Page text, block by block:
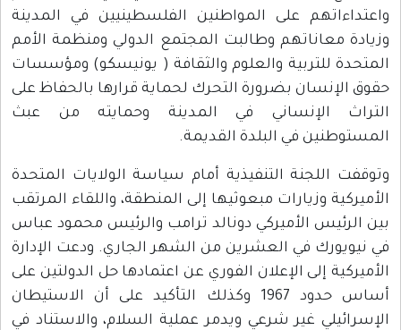
واعتداءاتهم على المواطنين الفلسطينيين في المدينة
وزيادة معاناتهم وطالبت المجتمع الدولي ومنظمة الأمم
المتحدة للتربية والعلوم والثقافة ( يونيسكو) ومؤسسات
حقوق الإنسان بضرورة التحرك لحماية قرارها بالحفاظ على
التراث الإنساني في المدينة وحمايته من عبث
المستوطنين في البلدة القديمة.
وتوقفت اللجنة التنفيذية أمام سياسة الولايات المتحدة
الأميركية وزيارات مبعوثيها إلى المنطقة، واللقاء المرتقب
بين الرئيس الأميركي دونالد ترامب والرئيس محمود عباس
في نيويورك في العشرين من الشهر الجاري. ودعت الإدارة
الأميركية إلى الإعلان الفوري عن اعتمادها حل الدولتين على
أساس حدود 1967 وكذلك التأكيد على أن الاستيطان
الإسرائيلي غير شرعي ويدمر عملية السلام، والاستناد في